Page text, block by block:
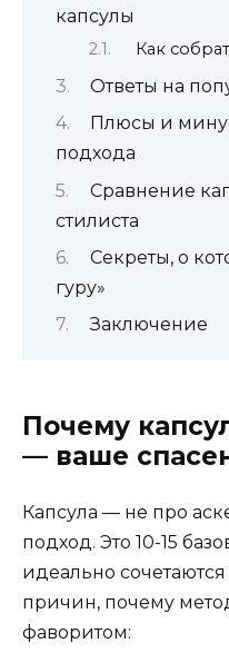
капсулы
Как
Ответы на
Плюсы и
подхода
Сравнение
стилиста
Секреты, о
гуру»
Заключение
Почему
— ваше
Капсула — не про
подход. Это 10-15
идеально
причин, почему
фаворитом: